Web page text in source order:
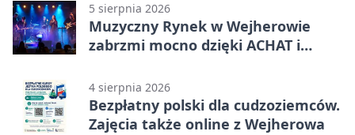
5 sierpnia 2026
Muzyczny Rynek w Wejherowie
zabrzmi mocno dzięki ACHAT i
4 sierpnia 2026
Bezpłatny polski dla cudzoziemców.
Zajęcia także online z Wejherowa